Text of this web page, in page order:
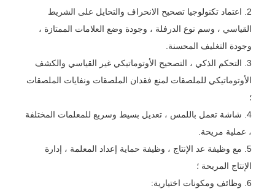
2. اعتماد تكنولوجيا تصحيح الانحراف والتحايل على الشريط
القياسي ، وسم نوع الدرفلة ، وجودة وضع العلامات الممتازة ،
وجودة التغليف المحسنة.
3. التحكم الذكي ، التصحيح الأوتوماتيكي غير القياسي والكشف
الأوتوماتيكي للملصقات لمنع فقدان الملصقات ونفايات الملصقات
؛
4. شاشة تعمل باللمس ، تعديل بسيط وسريع للمعلمات المختلفة
، عملية مريحة.
5. مع وظيفة عد الإنتاج ، وظيفة حماية إعداد المعلمة ، إدارة
الإنتاج المريحة ؛
6. وظائف ومكونات اختيارية: